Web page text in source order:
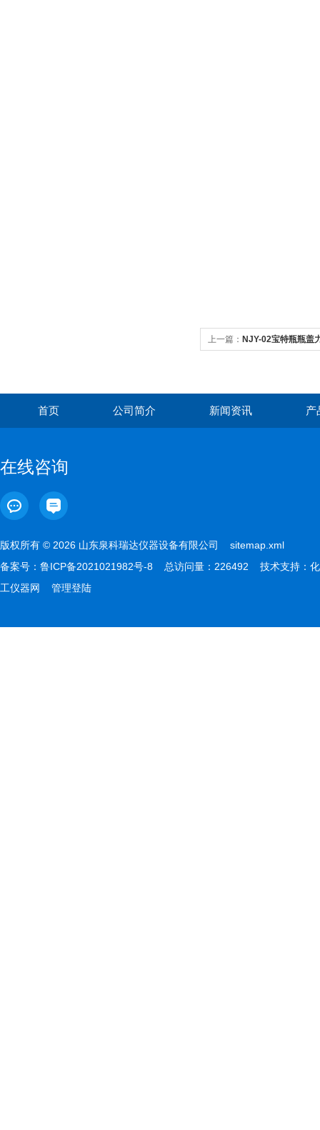
上一篇： NJY-02宝特瓶瓶盖
首页 公司简介 新闻资讯 产
在线咨询
版权所有 © 2026 山东泉科瑞达仪器设备有限公司 sitemap.xml
备案号： 鲁ICP备2021021982号-8 总访问量：226492 技术支持： 化
工仪器网
管理登陆